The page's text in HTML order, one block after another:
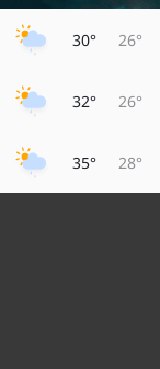
30° 26°
32° 26°
35° 28°